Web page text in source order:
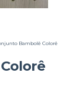
Bambolê Colorê